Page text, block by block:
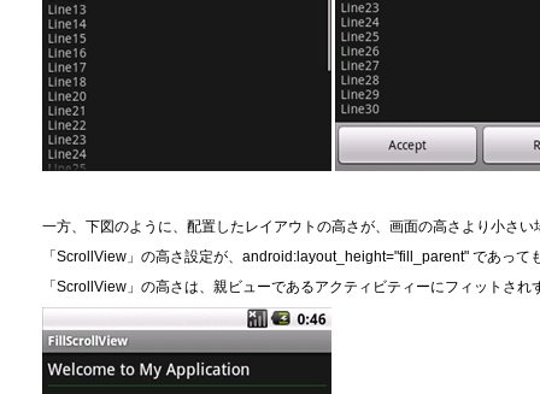
一方、下図のように、配置したレイアウトの高さが、画面の高さより小さい
「ScrollView」の高さ設定が、android:layout_height="fill_parent" であって
「ScrollView」の高さは、親ビューであるアクティビティーにフィットさ